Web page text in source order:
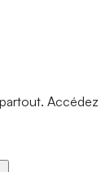
Accédez